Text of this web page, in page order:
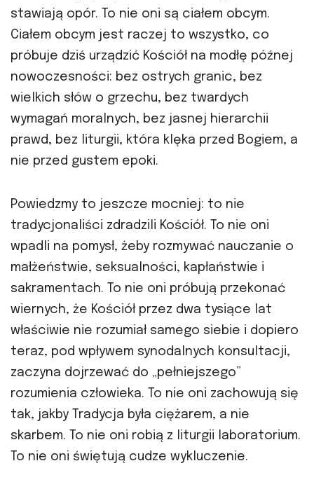
stawiają opór. To nie oni są ciałem obcym.
Ciałem obcym jest raczej to wszystko, co
próbuje dziś urządzić Kościół na modłę późnej
nowoczesności: bez ostrych granic, bez
wielkich słów o grzechu, bez twardych
wymagań moralnych, bez jasnej hierarchii
prawd, bez liturgii, która klęka przed Bogiem, a
nie przed gustem epoki.
Powiedzmy to jeszcze mocniej: to nie
tradycjonaliści zdradzili Kościół. To nie oni
wpadli na pomysł, żeby rozmywać nauczanie o
małżeństwie, seksualności, kapłaństwie i
sakramentach. To nie oni próbują przekonać
wiernych, że Kościół przez dwa tysiące lat
właściwie nie rozumiał samego siebie i dopiero
teraz, pod wpływem synodalnych konsultacji,
zaczyna dojrzewać do „pełniejszego”
rozumienia człowieka. To nie oni zachowują się
tak, jakby Tradycja była ciężarem, a nie
skarbem. To nie oni robią z liturgii laboratorium.
To nie oni świętują cudze wykluczenie.